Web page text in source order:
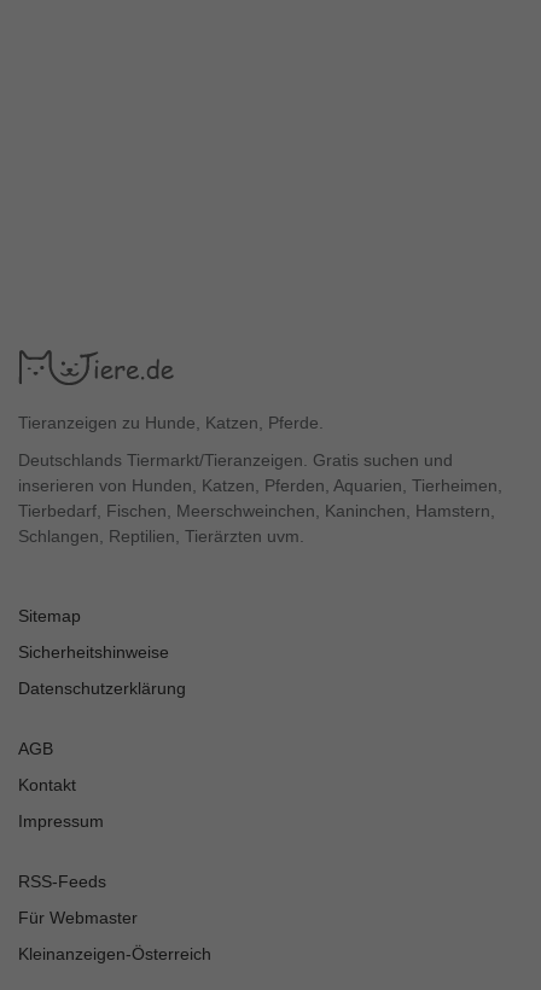
Tieranzeigen zu Hunde, Katzen, Pferde.
Deutschlands Tiermarkt/Tieranzeigen. Gratis suchen und
inserieren von Hunden, Katzen, Pferden, Aquarien, Tierheimen,
Tierbedarf, Fischen, Meerschweinchen, Kaninchen, Hamstern,
Schlangen, Reptilien, Tierärzten uvm.
Sitemap
Sicherheitshinweise
Datenschutzerklärung
AGB
Kontakt
Impressum
RSS-Feeds
Für Webmaster
Kleinanzeigen-Österreich